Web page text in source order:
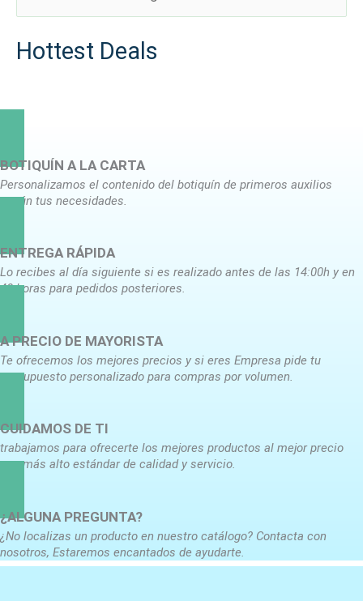
Hottest Deals
BOTIQUÍN A LA CARTA
Personalizamos el contenido del botiquín de primeros auxilios
según tus necesidades.
ENTREGA RÁPIDA
Lo recibes al día siguiente si es realizado antes de las 14:00h y en
48 horas para pedidos posteriores.
A PRECIO DE MAYORISTA
Te ofrecemos los mejores precios y si eres Empresa pide tu
presupuesto personalizado para compras por volumen.
CUIDAMOS DE TI
trabajamos para ofrecerte los mejores productos al mejor precio
con más alto estándar de calidad y servicio.
¿ALGUNA PREGUNTA?
¿No localizas un producto en nuestro catálogo? Contacta con
nosotros, Estaremos encantados de ayudarte.